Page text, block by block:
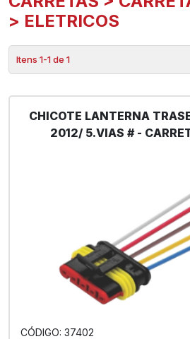
> ELETRICOS
Itens 1-1 de 1
CHICOTE LANTERNA
2012/ 5.VIAS # -
CÓDIGO: 37402